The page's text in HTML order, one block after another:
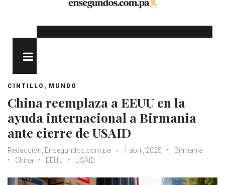
CINTILLO , MUNDO
China reemplaza a EEUU en la
ayuda internacional a Birmania
ante cierre de USAID
Redacción, Ensegundos.com.pa 1 abril, 2025
Birmania
China
EEUU USAID